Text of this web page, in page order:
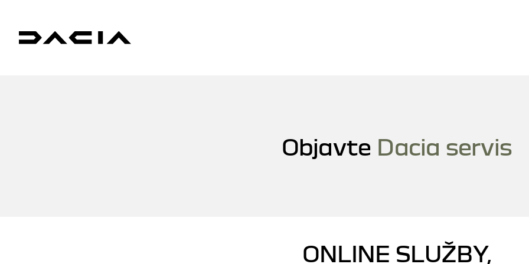
Objavte Dacia servis
ONLINE SLUŽBY,